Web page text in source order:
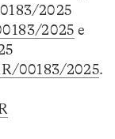
2025
2025 e
00183/2025.